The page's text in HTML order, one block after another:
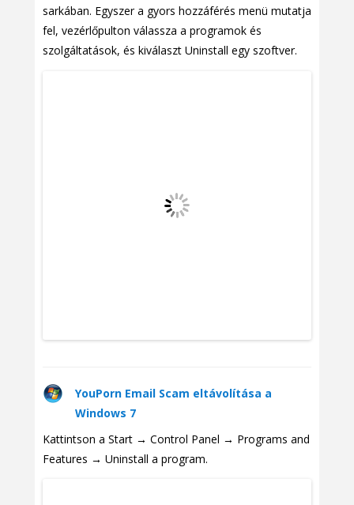
sarkában. Egyszer a gyors hozzáférés menü mutatja
fel, vezérlőpulton válassza a programok és
szolgáltatások, és kiválaszt Uninstall egy szoftver.
YouPorn Email Scam eltávolítása a
Windows 7
Kattintson a Start → Control Panel → Programs and
Features → Uninstall a program.